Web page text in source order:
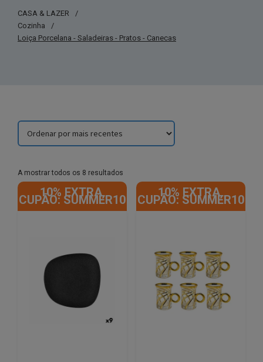
CASA & LAZER
/
Cozinha
/
Loiça Porcelana - Saladeiras - Pratos - Canecas
A mostrar todos os 8 resultados
by
latest
10% EXTRA,
CUPÃO: SUMMER10
10% EXTRA,
CUPÃO: SUMMER10